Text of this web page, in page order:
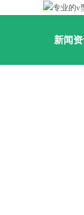
新闻